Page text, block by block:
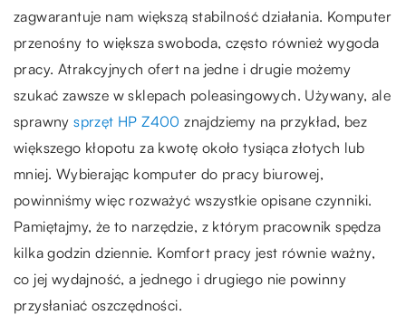
zagwarantuje nam większą stabilność działania. Komputer
przenośny to większa swoboda, często również wygoda
pracy. Atrakcyjnych ofert na jedne i drugie możemy
szukać zawsze w sklepach poleasingowych. Używany, ale
sprawnysprzęt HP Z400 znajdziemy na przykład, bez
większego kłopotu za kwotę około tysiąca złotych lub
mniej. Wybierając komputer do pracy biurowej,
powinniśmy więc rozważyć wszystkie opisane czynniki.
Pamiętajmy, że to narzędzie, z którym pracownik spędza
kilka godzin dziennie. Komfort pracy jest równie ważny,
co jej wydajność, a jednego i drugiego nie powinny
przysłaniać oszczędności.